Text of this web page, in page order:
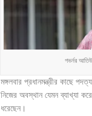
গভর্নর
মঙ্গলবার প্রধানমন্ত্রীর কাছে
নিজের অবস্থান যেমন ব্যাখ্যা
ধরেছেন।